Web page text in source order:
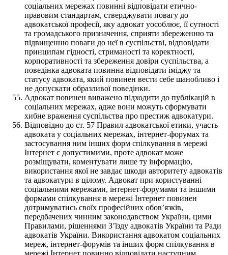
соціальних мережах повинні відповідати етично-
правовим стандартам, стверджувати повагу до
адвокатської професії, яку адвокат уособлює, її сутності
та громадського призначення, сприяти збереженню та
підвищенню поваги до неї в суспільстві, відповідати
принципам гідності, стриманості та коректності,
корпоративності та збереження довіри суспільства, а
поведінка адвоката повинна відповідати іміджу та
статусу адвоката, який повинен вести себе шанобливо і
не допускати образливої поведінки.
Адвокат повинен виважено підходити до публікацій в
соціальних мережах, адже вони можуть сформувати
хибне враження суспільства про престиж адвокатури.
Відповідно до ст. 57 Правил адвокатської етики, участь
адвоката у соціальних мережах, інтернет-форумах та
застосування ним інших форм спілкування в мережі
Інтернет є допустимими, проте адвокат може
розміщувати, коментувати лише ту інформацію,
використання якої не завдає шкоди авторитету адвокатів
та адвокатури в цілому. Адвокат при користуванні
соціальними мережами, інтернет-форумами та іншими
формами спілкування в мережі Інтернет повинен
дотримуватись своїх професійних обов’язків,
передбачених чинним законодавством України, цими
Правилами, рішеннями З’їзду адвокатів України та Ради
адвокатів України. Використання адвокатом соціальних
мереж, інтернет-форумів та інших форм спілкування в
мережі Інтернет повинно відповідати наступним